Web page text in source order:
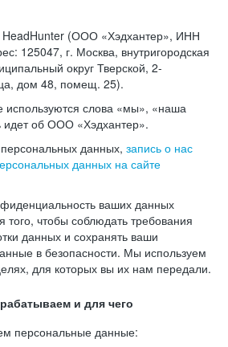
(ООО «Хэдхантер», ИНН
125047, г. Москва, внутригородская
округ Тверской, 2-
дом 48, помещ. 25).
используются слова «мы», «наша
идет об ООО «Хэдхантер».
данных, запись о нас
данных на сайте
ваших данных
того, чтобы соблюдать требования
данных и сохранять ваши
в безопасности. Мы используем
для которых вы их нам передали.
и для чего
персональные данные: